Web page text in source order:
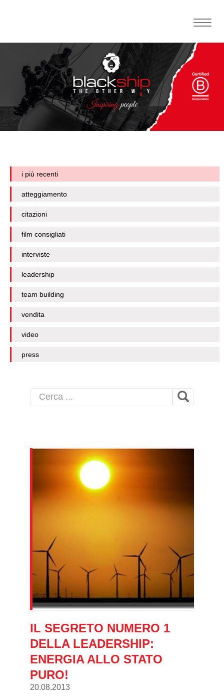
Toggle
i più recenti
atteggiamento
citazioni
film consigliati
interviste
leadership
team building
vendita
video
press
IL SEGRETO NUMERO 1
DELLA LEADERSHIP:
ENERGIA ALLO STATO
PURO!
20.08.2013